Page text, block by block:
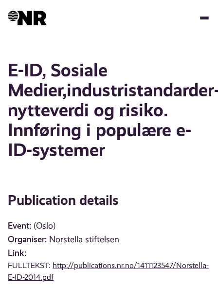
E-ID, Sosiale
nytteverdi og risiko.
Innføring i populære e-
ID-systemer
Publication details
Event: (Oslo)
Organiser: Norstella stiftelsen
Link:
FULLTEKST: http://publications.nr.no/1411123547/Norstella-
E-ID-2014.pdf